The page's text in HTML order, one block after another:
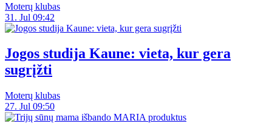
Moterų klubas
31. Jul 09:42
Jogos studija Kaune: vieta, kur gera
sugrįžti
Moterų klubas
27. Jul 09:50